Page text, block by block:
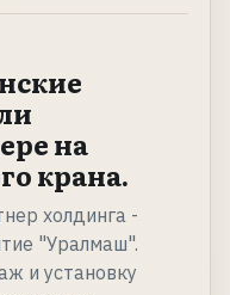
на
крана.
холдинга -
"Уралмаш".
и установку